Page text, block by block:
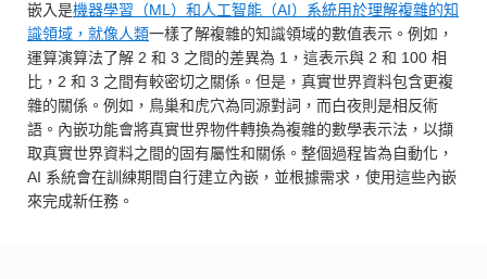
嵌入是機器學習（ML）和人工智能（AI）系統用於理解複雜的知
識領域，就像人類一樣了解複雜的知識領域的數值表示。例如，
運算演算法了解 2 和 3 之間的差異為 1，這表示與 2 和 100 相
比，2 和 3 之間有較密切之關係。但是，真實世界資料包含更複
雜的關係。例如，鳥巢和虎穴為同源對詞，而白夜則是相反術
語。內嵌功能會將真實世界物件轉換為複雜的數學表示法，以擷
取真實世界資料之間的固有屬性和關係。整個過程皆為自動化，
AI 系統會在訓練期間自行建立內嵌，並根據需求，使用這些內嵌
來完成新任務。